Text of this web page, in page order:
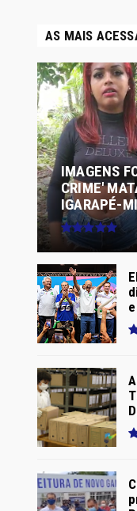
AS MAIS
IMAGENS
CRIME'
IGARAPÉ-